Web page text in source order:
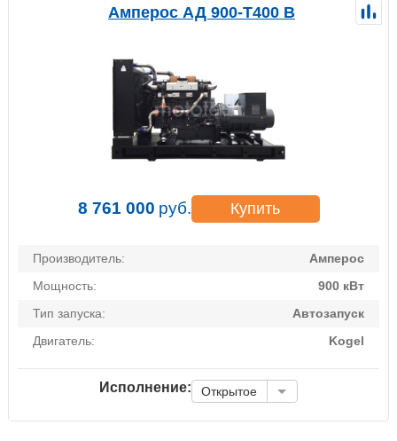
Амперос АД 900-Т400 B
8 761 000 руб. Купить
Производитель:
Амперос
Мощность:
900 кВт
Тип запуска:
Автозапуск
Двигатель:
Kogel
Исполнение: Открытое